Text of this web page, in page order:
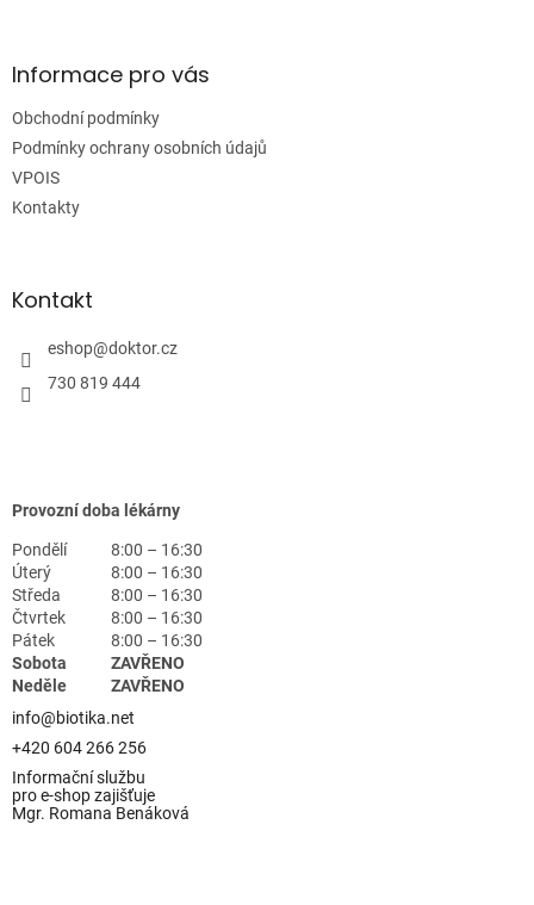
aInformace pro vás
Obchodní podmínky
Podmínky ochrany osobních údajů
VPOIS
Kontakty
Kontakt
eshop@doktor.cz
730 819 444
Provozní doba lékárny
Pondělí
8:00 – 16:30
Úterý
8:00 – 16:30
Středa
8:00 – 16:30
Čtvrtek
8:00 – 16:30
Pátek
8:00 – 16:30
Sobota
ZAVŘENO
Neděle
ZAVŘENO
info@biotika.net
+420 604 266 256
Informační službu
pro e-shop zajišťuje
Mgr. Romana Benáková